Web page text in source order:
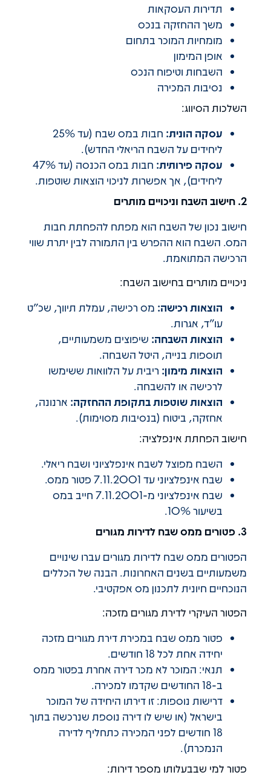
תדירות העסקאות
משך ההחזקה בנכס
מומחיות המוכר בתחום
אופן המימון
השבחות וטיפוח הנכס
נסיבות המכירה
השלכות הסיווג:
עסקה הונית:
חבות במס שבח (עד 25%
ליחידים על השבח הריאלי החדש).
עסקה פירותית:
חבות במס הכנסה (עד 47%
ליחידים), אך אפשרות לניכוי הוצאות שוטפות.
2. חישוב השבח וניכויים מותרים
חישוב נכון של השבח הוא מפתח להפחתת חבות
המס. השבח הוא ההפרש בין התמורה לבין יתרת שווי
הרכישה המתואמת.
ניכויים מותרים בחישוב השבח:
הוצאות רכישה: מס רכישה, עמלת תיווך, שכ"ט
עו"ד, אגרות.
הוצאות השבחה: שיפוצים משמעותיים,
תוספות בנייה, היטל השבחה.
הוצאות מימון: ריבית על הלוואות ששימשו
לרכישה או להשבחה.
הוצאות שוטפות בתקופת ההחזקה: ארנונה,
אחזקה, ביטוח (בנסיבות מסוימות).
חישוב הפחתת אינפלציה:
השבח מפוצל לשבח אינפלציוני ושבח ריאלי.
שבח אינפלציוני עד 7.11.2001 פטור ממס.
שבח אינפלציוני מ-7.11.2001 חייב במס
בשיעור 10%.
3. פטורים ממס שבח לדירות מגורים
הפטורים ממס שבח לדירות מגורים עברו שינויים
משמעותיים בשנים האחרונות. הבנה של הכללים
הנוכחיים חיונית לתכנון מס אפקטיבי.
הפטור העיקרי לדירת מגורים מזכה:
פטור ממס שבח במכירת דירת מגורים מזכה
יחידה אחת לכל 18 חודשים.
תנאי: המוכר לא מכר דירה אחרת בפטור ממס
ב-18 החודשים שקדמו למכירה.
דרישות נוספות: זו דירתו היחידה של המוכר
בישראל (או שיש לו דירה נוספת שנרכשה בתוך
18 חודשים לפני המכירה כתחליף לדירה
הנמכרת).
פטור למי שבבעלותו מספר דירות: